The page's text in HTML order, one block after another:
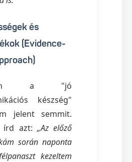
és
(Evidence-
ban a "jó
készség"
jelent semmit.
írd azt: „Az előző
során naponta
kezeltem